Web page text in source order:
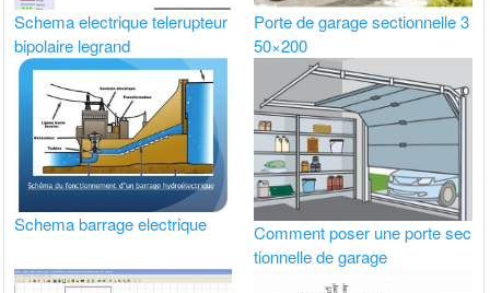
Schema electrique telerupteur
bipolaire legrand
Porte de garage sectionnelle 3
50×200
Schema barrage electrique
Comment poser une porte sec
tionnelle de garage